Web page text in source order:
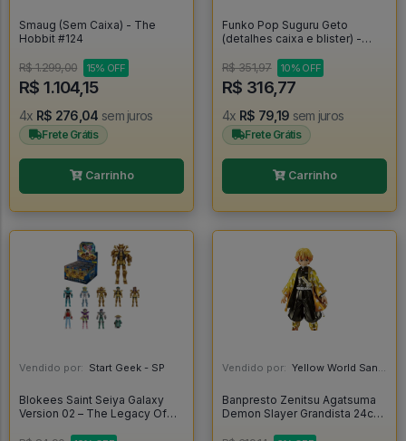
Smaug (Sem Caixa) - The
Hobbit #124
R$ 1.299,00 15% OFF
R$ 1.104,15
4x R$ 276,04 sem juros
Frete Grátis
Carrinho
Funko Pop Suguru Geto
(detalhes caixa e blister) -
R$ 351,97
10% OFF
R$ 316,77
4x R$ 79,19 sem juros
Frete Grátis
Carrinho
Vendido por: Start Geek - SP
Blokees Saint Seiya Galaxy
Version 02 – The Legacy Of
Vendido por: Yellow World Santos - SP
Banpresto Zenitsu Agatsuma
Demon Slayer Grandista 24cm